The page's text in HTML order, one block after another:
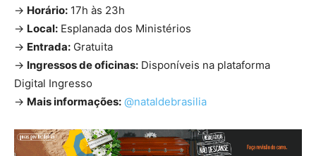
→ Horário: 17h às 23h
→ Local: Esplanada dos Ministérios
→ Entrada: Gratuita
→ Ingressos de oficinas: Disponíveis na plataforma
Digital Ingresso
→ Mais informações: @nataldebrasilia